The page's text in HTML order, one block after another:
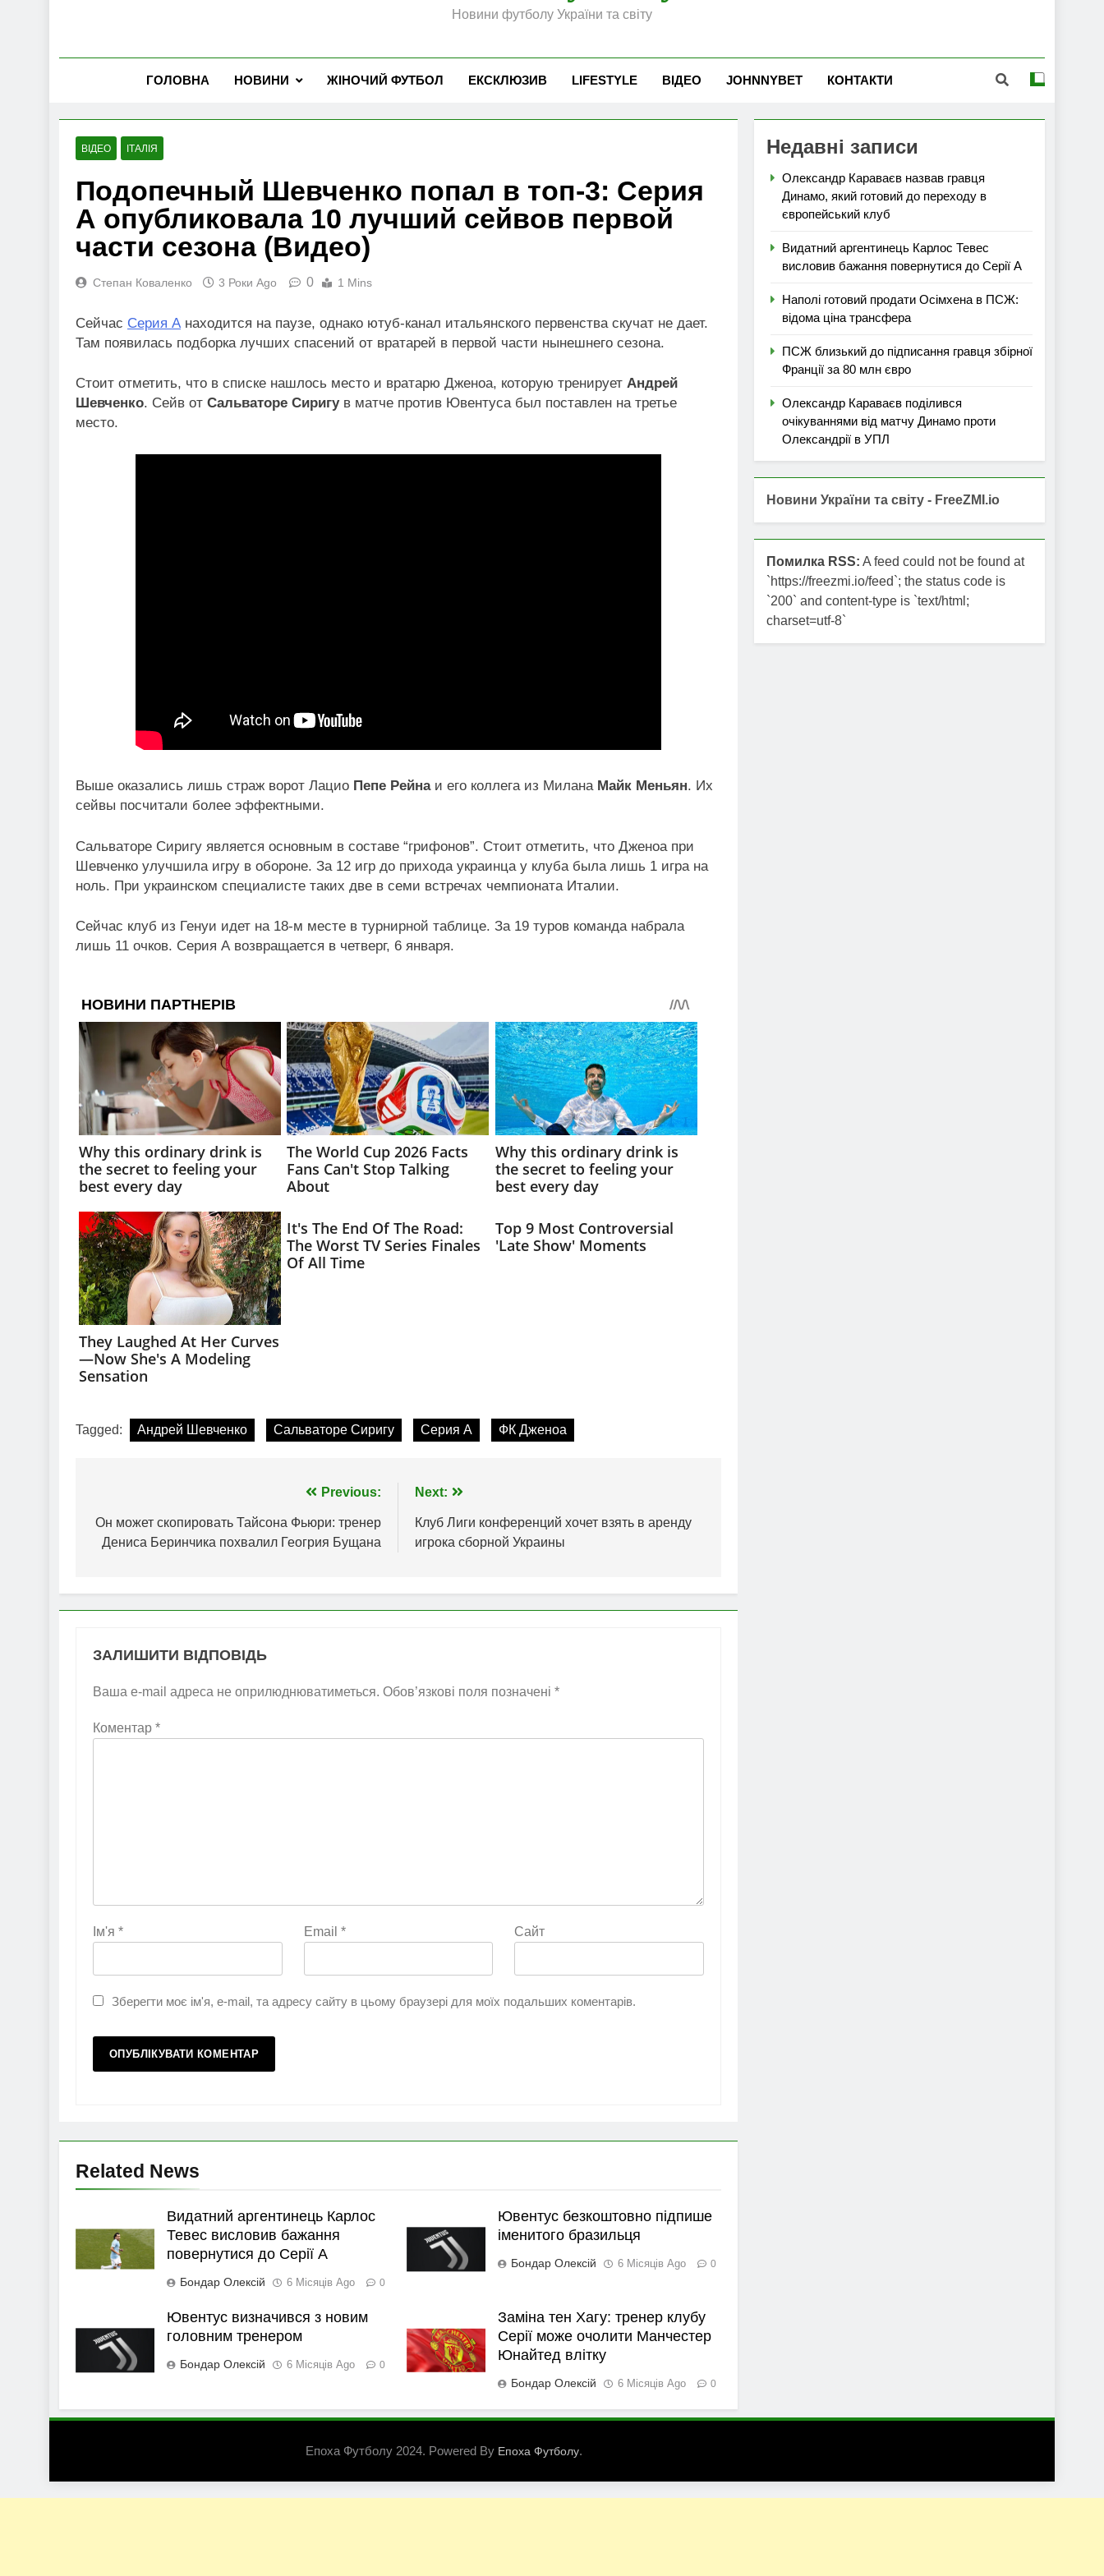
Новини футболу України та світу
ГОЛОВНА НОВИНИ ЖІНОЧИЙ ФУТБОЛ ЕКСКЛЮЗИВ LIFESTYLE ВІДЕО JOHNNYBET КОНТАКТИ
ВІДЕО ІТАЛІЯ
Подопечный Шевченко попал в топ-3: Серия
А опубликовала 10 лучший сейвов первой
части сезона (Видео)
Степан Коваленко 3 Роки Ago 0 1 Mins
Сейчас Серия А находится на паузе, однако ютуб-канал итальянского первенства скучат не дает.
Там появилась подборка лучших спасений от вратарей в первой части нынешнего сезона.
Стоит отметить, что в списке нашлось место и вратарю Дженоа, которую тренирует Андрей
Шевченко. Сейв от Сальваторе Сиригув матче против Ювентуса был поставлен на третье
место.
Выше оказались лишь страж ворот Лацио Пепе Рейнаи его коллега из Милана Майк Меньян. Их
сейвы посчитали более эффектными.
Сальваторе Сиригу является основным в составе “грифонов”. Стоит отметить, что Дженоа при
Шевченко улучшила игру в обороне. За 12 игр до прихода украинца у клуба была лишь 1 игра на
ноль. При украинском специалисте таких две в семи встречах чемпионата Италии.
Сейчас клуб из Генуи идет на 18-м месте в турнирной таблице. За 19 туров команда набрала
лишь 11 очков. Серия А возвращается в четверг, 6 января.
Tagged: Андрей Шевченко Сальваторе Сиригу Серия А ФК Дженоа
записів
Previous:
Он может скопировать Тайсона Фьюри: тренер
Дениса Беринчика похвалил Геогрия Бущана
Next:
Клуб Лиги конференций хочет взять в аренду
игрока сборной Украины
ЗАЛИШИТИ ВІДПОВІДЬ
Ваша e-mail адреса не оприлюднюватиметься. Обов’язкові поля позначені *
Коментар *
Ім'я * Email * Сайт
Зберегти моє ім'я, e-mail, та адресу сайту в цьому браузері для моїх подальших коментарів.
Related News
Видатний аргентинець Карлос
Тевес висловив бажання
повернутися до Серії А
Бондар Олексій 6 Місяців Ago 0
Ювентус безкоштовно підпише
іменитого бразильця
Бондар Олексій 6 Місяців Ago 0
Ювентус визначився з новим
головним тренером
Бондар Олексій 6 Місяців Ago 0
Заміна тен Хагу: тренер клубу
Серії може очолити Манчестер
Юнайтед влітку
Бондар Олексій 6 Місяців Ago 0
Недавні записи
Олександр Караваєв назвав гравця
Динамо, який готовий до переходу в
європейський клуб
Видатний аргентинець Карлос Тевес
висловив бажання повернутися до Серії А
Наполі готовий продати Осімхена в ПСЖ:
відома ціна трансфера
ПСЖ близький до підписання гравця збірної
Франції за 80 млн євро
Олександр Караваєв поділився
очікуваннями від матчу Динамо проти
Олександрії в УПЛ
Новини України та світу - FreeZMI.io
Помилка RSS: A feed could not be found at
`https://freezmi.io/feed`; the status code is
`200` and content-type is `text/html;
charset=utf-8`
Епоха Футболу 2024. Powered By Епоха Футболу.